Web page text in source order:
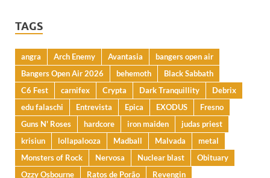
TAGS
angra Arch Enemy Avantasia
bangers open air
Bangers Open Air 2026
behemoth
Black Sabbath
C6 Fest
carnifex Crypta Dark Tranquillity
Debrix
edu falaschi
Entrevista Epica EXODUS
Fresno
Guns N' Roses
hardcore iron maiden
judas priest
krisiun
lollapalooza Madball Malvada
metal
Monsters of Rock
Nervosa Nuclear blast
Obituary
Ozzy Osbourne
Ratos de Porão Revengin